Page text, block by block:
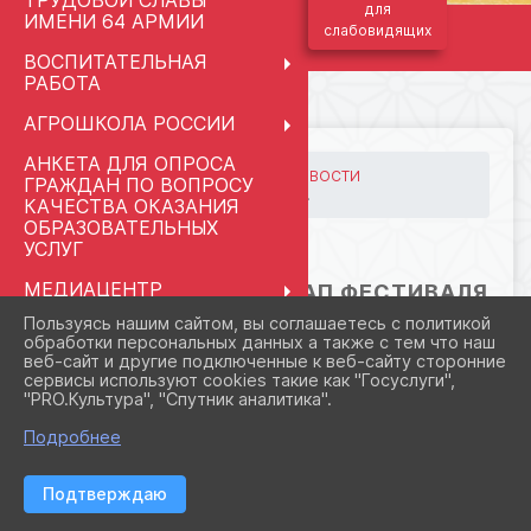
ИМЕНИ 64 АРМИИ
ВОСПИТАТЕЛЬНАЯ
РАБОТА
АГРОШКОЛА РОССИИ
АНКЕТА ДЛЯ ОПРОСА
ГРАЖДАН ПО ВОПРОСУ
КАЧЕСТВА ОКАЗАНИЯ
ОБРАЗОВАТЕЛЬНЫХ
УСЛУГ
МЕДИАЦЕНТР
"КЛАССНАЯ ШКОЛА.RU"
ПРАВОПРИМЕНИТЕЛЬНЫЕ
ПРОЦЕДУРЫ
СВЕДЕНИЯ ОБ
ОРГАНИЗАЦИИ ОТДЫХА
ОЗДОРОВЛЕНИЯ
ПЕДАГОГАМ И
для
слабовидящих
ГЛАВНАЯ МЕРОПРИЯТИЯ НОВОСТИ
Муниципальный этап фес...
МУНИЦИПАЛЬНЫЙ ЭТАП ФЕСТИВАЛЯ
«ВОЛШЕБНАЯ РАМПА»
Пользуясь нашим сайтом, вы соглашаетесь с политикой
обработки персональных данных а также с тем что наш
веб-сайт и другие подключенные к веб-сайту сторонние
сервисы используют cookies такие как "Госуслуги",
"PRO.Культура", "Спутник аналитика".
Подробнее
Подтверждаю